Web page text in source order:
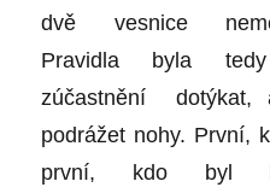
dvě vesnice
Pravidla byla tedy
zúčastnění dotýkat,
podrážet nohy. První,
první, kdo byl